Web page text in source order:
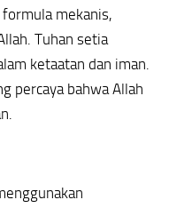
mekanis,
Tuhan setia
ketaatan dan iman.
percaya bahwa Allah